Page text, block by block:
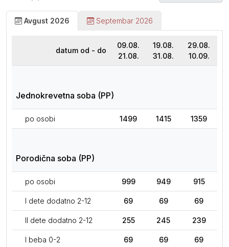
Avgust 2026 Septembar 2026
datum od - do
09.08.
21.08.
19.08.
31.08.
29.08.
10.09.
Jednokrevetna soba (PP)
po osobi 1499 1415 1359
Porodična soba (PP)
po osobi 999 949 915
I dete dodatno 2-12 69 69 69
II dete dodatno 2-12 255 245 239
I beba 0-2 69 69 69